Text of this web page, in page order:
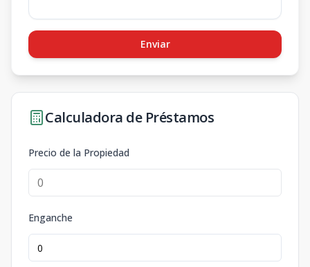
Enviar
Calculadora de Préstamos
Precio de la Propiedad
Enganche